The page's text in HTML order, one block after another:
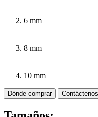
6 mm
8 mm
10 mm
Dónde comprar Contáctenos